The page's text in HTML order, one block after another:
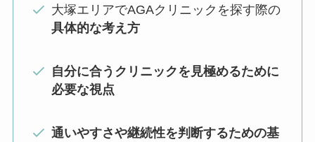
大塚エリアでAGAクリニックを探す際の
具体的な考え方
自分に合うクリニックを見極めるために
必要な視点
通いやすさや継続性を判断するための基